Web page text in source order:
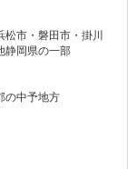
市・磐田市・掛川
静岡県の一部
の中予地方